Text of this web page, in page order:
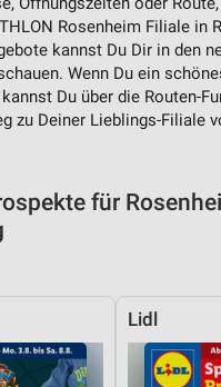
Rosenheim Filiale in
kannst Du Dir in den
Wenn Du ein
Du über die Routen-
zu Deiner Lieblings-Filiale
für
Lidl